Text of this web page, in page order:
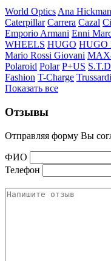
World Optics Ana
Caterpillar Carrera Cazal
Emporio Armani Enni
WHEELS HUGO HUGO
Mario Rossi Giovani
Polaroid Polar P+US
Fashion T-Charge Trussardi
Показать все
Отзывы
Отправляя форму Вы
ФИО
Телефон